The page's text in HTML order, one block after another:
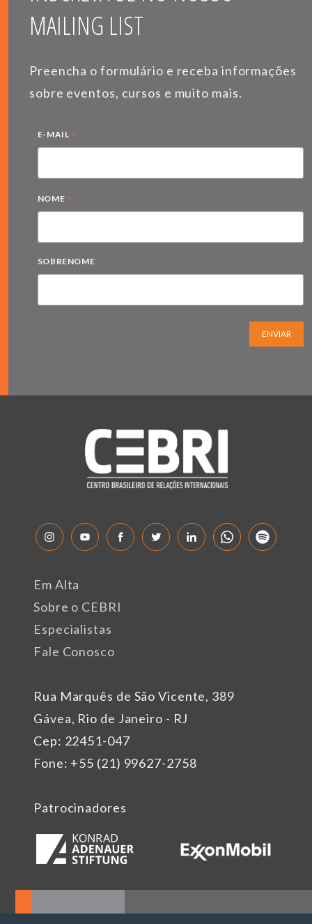
MAILING LIST
Preencha o formulário e receba informações
sobre eventos, cursos e muito mais.
E-MAIL *
NOME *
SOBRENOME
ENVIAR
Rua Marquês de São Vicente, 389
Gávea, Rio de Janeiro - RJ
Cep: 22451-047
Fone: +55 (21) 99627-2758
Em Alta
Sobre o CEBRI
Especialistas
Fale Conosco
Patrocinadores